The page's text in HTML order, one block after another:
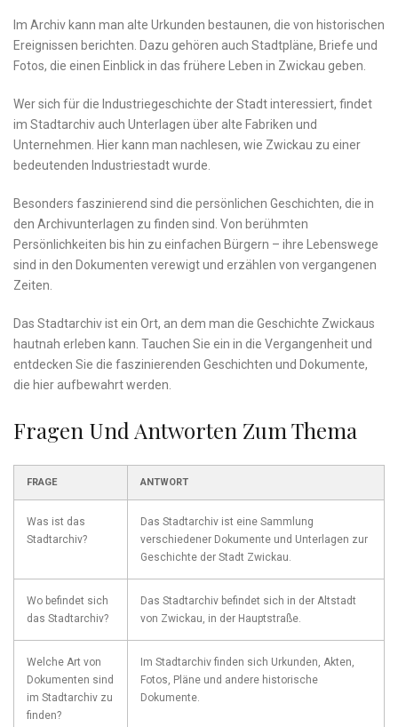
Im Archiv kann man alte Urkunden bestaunen, ‌die‍ von historischen
Ereignissen⁢ berichten. Dazu ​gehören‌ auch Stadtpläne, Briefe und
Fotos, die einen Einblick in das frühere‌ Leben ​in⁢ Zwickau geben. ⁣
Wer sich für ⁤die⁢ Industriegeschichte der ⁣Stadt​ interessiert, findet
im Stadtarchiv auch Unterlagen über alte Fabriken und
Unternehmen.⁣ Hier kann man nachlesen, wie Zwickau zu​ einer
bedeutenden Industriestadt ​wurde.
Besonders faszinierend sind die persönlichen Geschichten, ‌die in
den⁢ Archivunterlagen zu finden sind. Von berühmten
Persönlichkeiten bis ⁤hin⁤ zu einfachen⁤ Bürgern – ihre Lebenswege
sind in den Dokumenten verewigt ​und erzählen‍ von vergangenen
Zeiten.
Das Stadtarchiv⁣ ist ein‍ Ort,‍ an dem man ⁢die Geschichte Zwickaus
hautnah erleben kann. Tauchen Sie⁣ ein in die Vergangenheit ⁤und⁣
entdecken‍ Sie die faszinierenden Geschichten ​und Dokumente,
die hier aufbewahrt werden.
Fragen Und‌ Antworten Zum Thema
FRAGE ANTWORT
Was ist das
Stadtarchiv?
Das Stadtarchiv ist eine Sammlung
verschiedener ⁣Dokumente und Unterlagen zur
⁢Geschichte der Stadt Zwickau.
Wo befindet sich
⁣das Stadtarchiv?
Das Stadtarchiv befindet sich in der Altstadt
von Zwickau, in der Hauptstraße.
Welche​ Art⁣ von
Dokumenten sind
im Stadtarchiv ‌zu
finden?
Im Stadtarchiv finden ⁢sich Urkunden, ⁤Akten,
⁢Fotos,⁢ Pläne und andere historische ​
Dokumente.